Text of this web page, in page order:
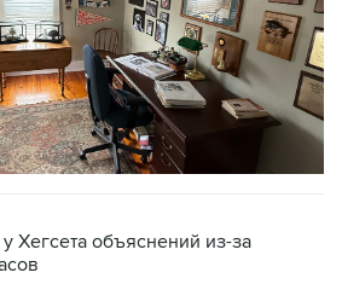
Хегсета объяснений из-за